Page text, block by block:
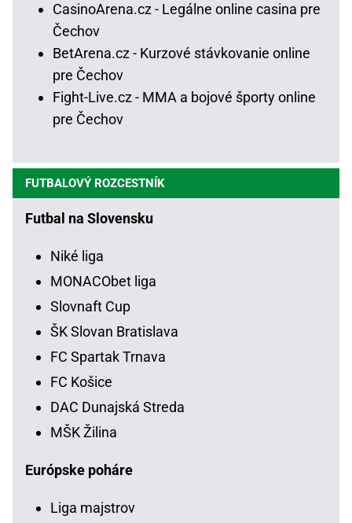
CasinoArena.cz - Legálne online casina pre
Čechov
BetArena.cz - Kurzové stávkovanie online
pre Čechov
Fight-Live.cz - MMA a bojové športy online
pre Čechov
FUTBALOVÝ ROZCESTNÍK
Futbal na Slovensku
Niké liga
MONACObet liga
Slovnaft Cup
ŠK Slovan Bratislava
FC Spartak Trnava
FC Košice
DAC Dunajská Streda
MŠK Žilina
Európske poháre
Liga majstrov